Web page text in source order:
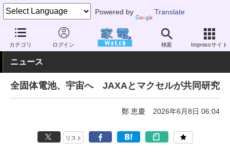
Powered by Translate
カテゴリ ログイン 検索 Impressサイト
家電 Watch 業界動向 業界動向 企業動向
ニュース
全固体電池、宇宙へ JAXAとマクセルが共同研究
鄭 恵慶 2026年6月8日 06:04
リスト